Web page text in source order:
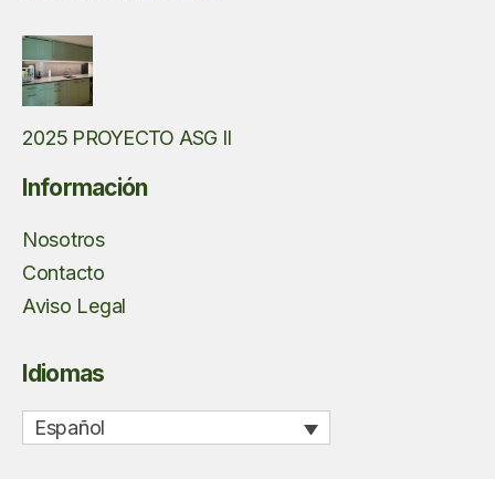
2025 PROYECTO ASG II
Información
Nosotros
Contacto
Aviso Legal
Idiomas
Español